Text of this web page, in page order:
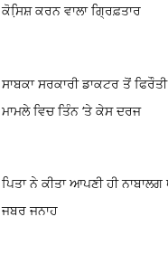
ਕੋਸਿ਼ਸ਼ ਕਰਨ ਵਾਲਾ ਗ੍ਰਿਫ਼ਤਾਰ
ਸਾਬਕਾ ਸਰਕਾਰੀ ਡਾਕਟਰ ਤੋਂ
ਮਾਮਲੇ ਵਿਚ ਤਿੰਨ ‘ਤੇ ਕੇਸ ਦਰਜ
ਪਿਤਾ ਨੇ ਕੀਤਾ ਆਪਣੀ ਹੀ ਨਾਬਾਲਗ
ਜਬਰ ਜਨਾਹ